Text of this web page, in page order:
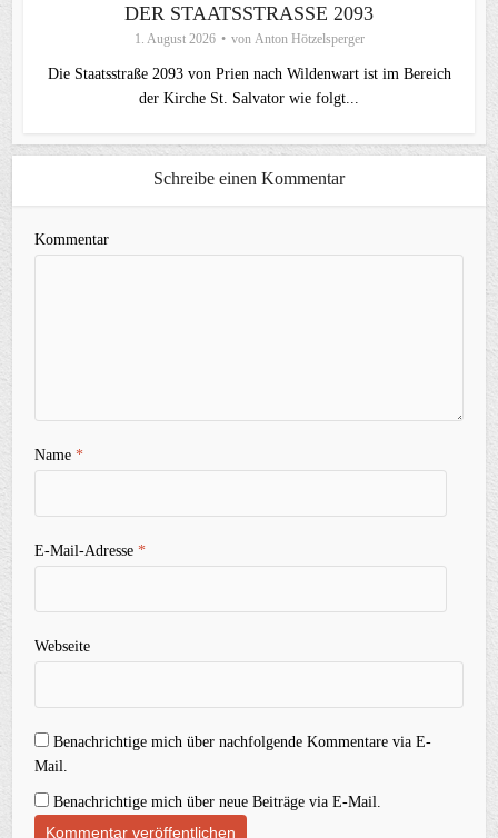
DER STAATSSTRASSE 2093
1. August 2026 von Anton Hötzelsperger
Die Staatsstraße 2093 von Prien nach Wildenwart ist im Bereich
der Kirche St. Salvator wie folgt...
Schreibe einen Kommentar
Kommentar
Name*
E-Mail-Adresse*
Webseite
Benachrichtige mich über nachfolgende Kommentare via E-
Mail.
Benachrichtige mich über neue Beiträge via E-Mail.